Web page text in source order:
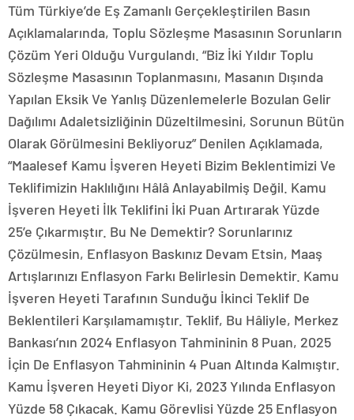
Tüm Türkiye’de Eş Zamanlı Gerçekleştirilen Basın
Açıklamalarında, Toplu Sözleşme Masasının Sorunların
Çözüm Yeri Olduğu Vurgulandı. “Biz İki Yıldır Toplu
Sözleşme Masasının Toplanmasını, Masanın Dışında
Yapılan Eksik Ve Yanlış Düzenlemelerle Bozulan Gelir
Dağılımı Adaletsizliğinin Düzeltilmesini, Sorunun Bütün
Olarak Görülmesini Bekliyoruz” Denilen Açıklamada,
“Maalesef Kamu İşveren Heyeti Bizim Beklentimizi Ve
Teklifimizin Haklılığını Hâlâ Anlayabilmiş Değil. Kamu
İşveren Heyeti İlk Teklifini İki Puan Artırarak Yüzde
25’e Çıkarmıştır. Bu Ne Demektir? Sorunlarınız
Çözülmesin, Enflasyon Baskınız Devam Etsin, Maaş
Artışlarınızı Enflasyon Farkı Belirlesin Demektir. Kamu
İşveren Heyeti Tarafının Sunduğu İkinci Teklif De
Beklentileri Karşılamamıştır. Teklif, Bu Hâliyle, Merkez
Bankası’nın 2024 Enflasyon Tahmininin 8 Puan, 2025
İçin De Enflasyon Tahmininin 4 Puan Altında Kalmıştır.
Kamu İşveren Heyeti Diyor Ki, 2023 Yılında Enflasyon
Yüzde 58 Çıkacak. Kamu Görevlisi Yüzde 25 Enflasyon